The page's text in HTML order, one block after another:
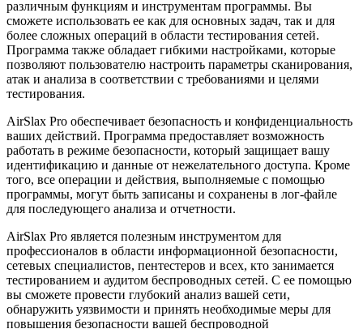
различным функциям и инструментам программы. Вы
сможете использовать ее как для основных задач, так и для
более сложных операций в области тестирования сетей.
Программа также обладает гибкими настройками, которые
позволяют пользователю настроить параметры сканирования,
атак и анализа в соответствии с требованиями и целями
тестирования.
AirSlax Pro обеспечивает безопасность и конфиденциальность
ваших действий. Программа предоставляет возможность
работать в режиме безопасности, который защищает вашу
идентификацию и данные от нежелательного доступа. Кроме
того, все операции и действия, выполняемые с помощью
программы, могут быть записаны и сохранены в лог-файле
для последующего анализа и отчетности.
AirSlax Pro является полезным инструментом для
профессионалов в области информационной безопасности,
сетевых специалистов, пентестеров и всех, кто занимается
тестированием и аудитом беспроводных сетей. С ее помощью
вы сможете провести глубокий анализ вашей сети,
обнаружить уязвимости и принять необходимые меры для
повышения безопасности вашей беспроводной